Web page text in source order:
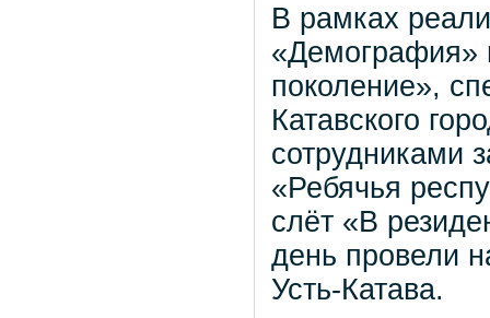
В рамках
«Демография»
поколение»,
Катавского
сотрудниками
«Ребячья
слёт «В
день провели
Усть-Катава.